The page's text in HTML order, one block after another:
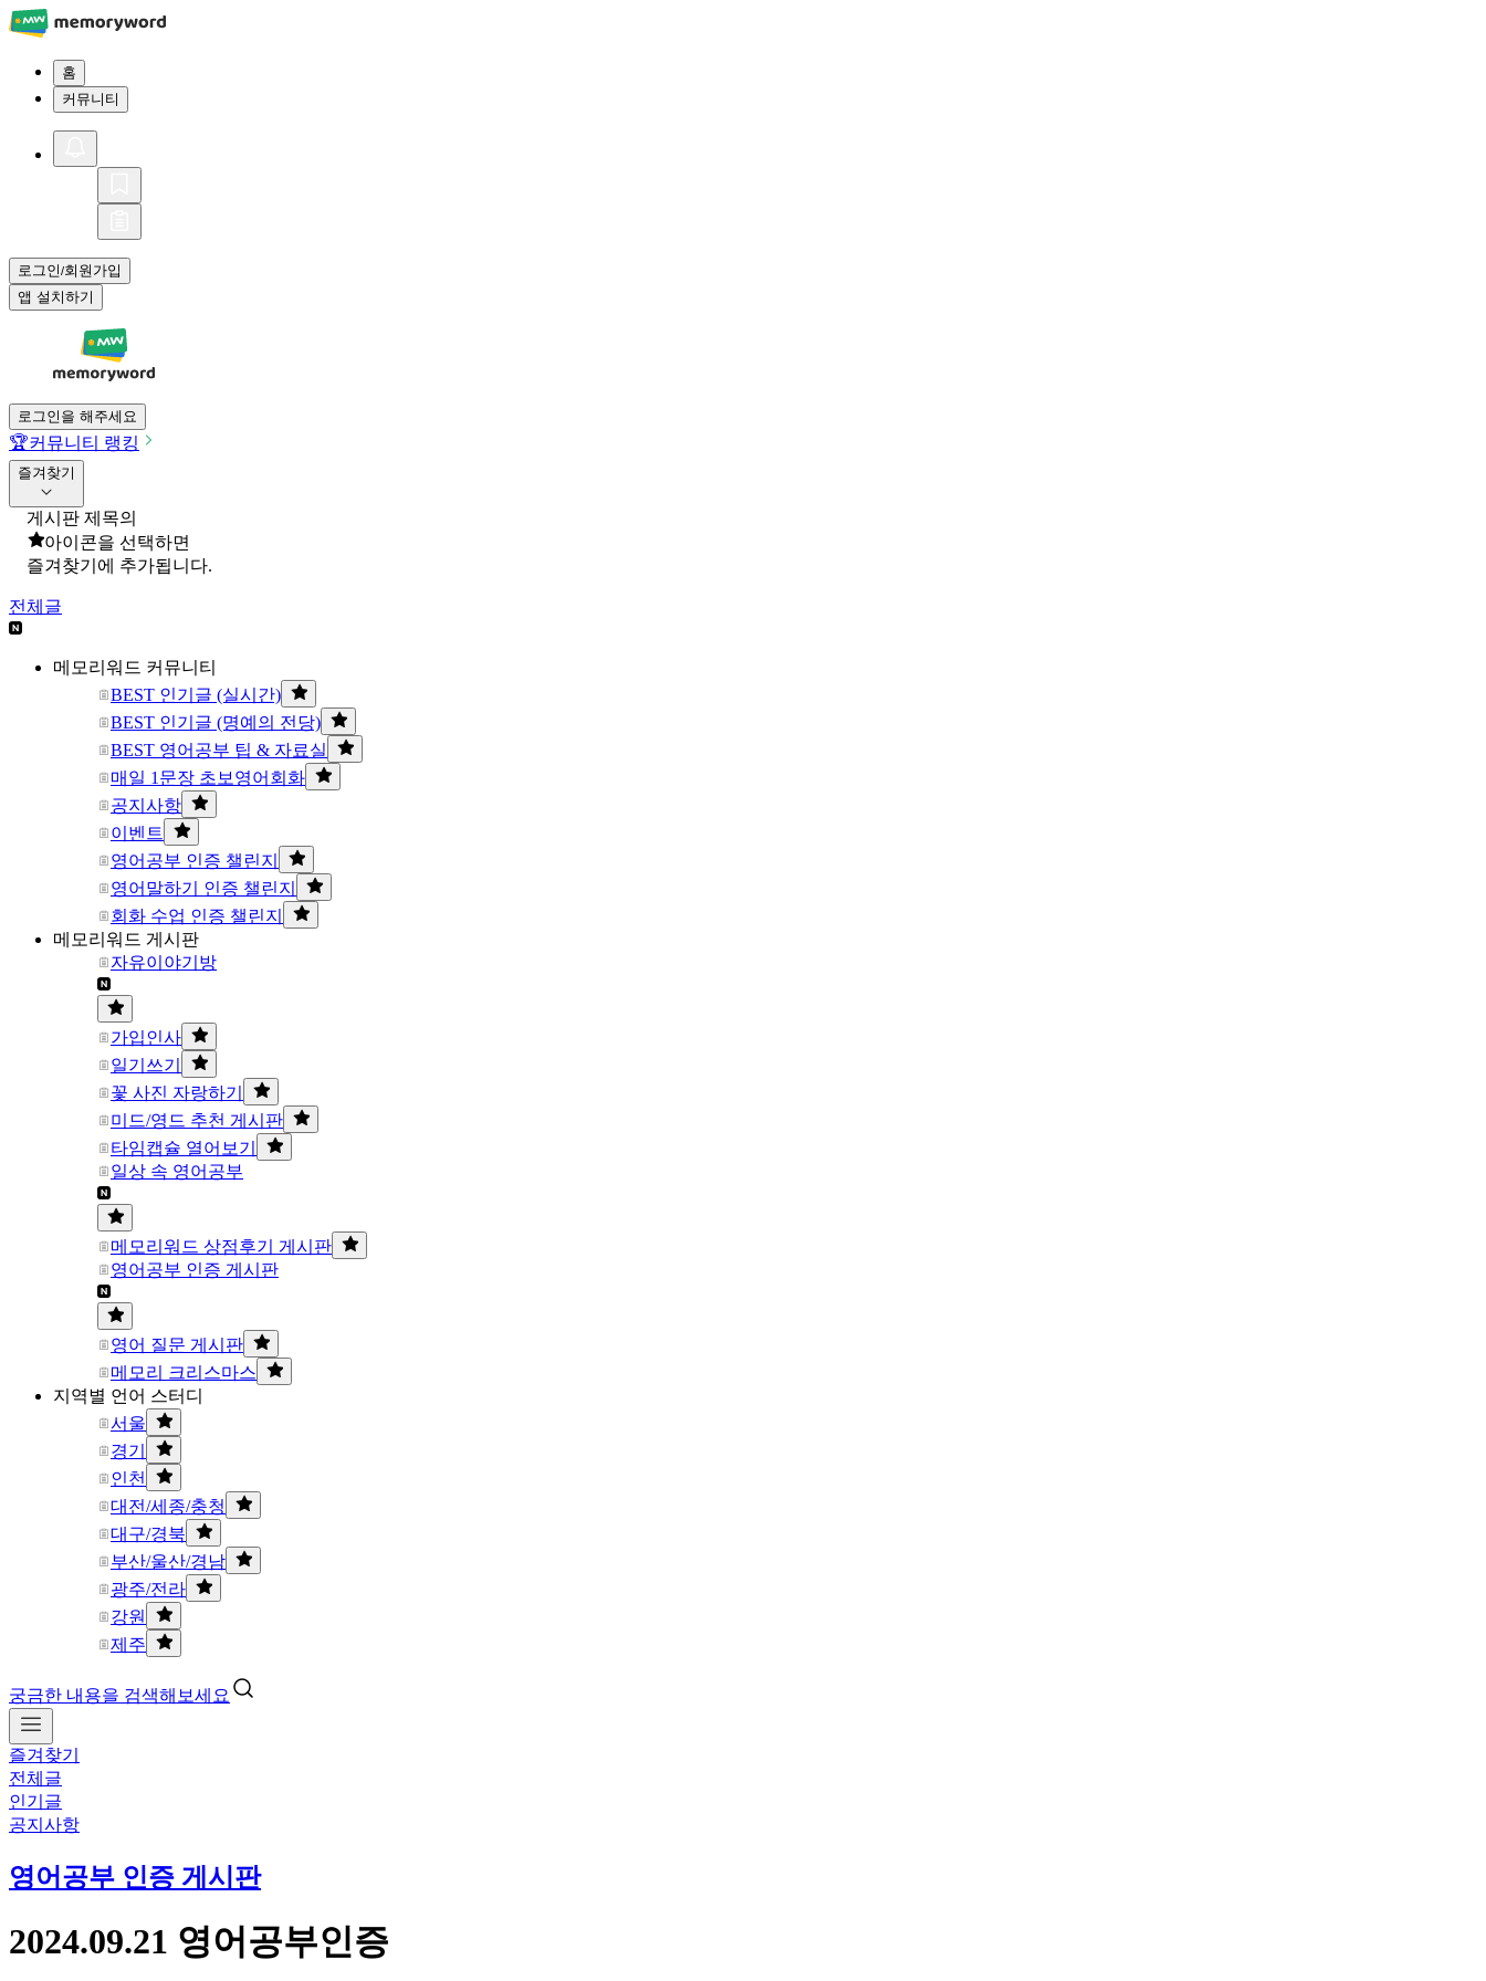
홈
커뮤니티
로그인/회원가입
앱 설치하기
로그인을 해주세요
🏆커뮤니티 랭킹
즐겨찾기
게시판 제목의
아이콘을 선택하면
즐겨찾기에 추가됩니다.
전체글
메모리워드 커뮤니티
BEST 인기글 (실시간)
BEST 인기글 (명예의 전당)
BEST 영어공부 팁 & 자료실
매일 1문장 초보영어회화
공지사항
이벤트
영어공부 인증 챌린지
영어말하기 인증 챌린지
회화 수업 인증 챌린지
메모리워드 게시판
자유이야기방
가입인사
일기쓰기
꽃 사진 자랑하기
미드/영드 추천 게시판
타임캡슐 열어보기
일상 속 영어공부
메모리워드 상점후기 게시판
영어공부 인증 게시판
영어 질문 게시판
메모리 크리스마스
지역별 언어 스터디
서울
경기
인천
대전/세종/충청
대구/경북
부산/울산/경남
광주/전라
강원
제주
궁금한 내용을 검색해보세요
즐겨찾기
전체글
인기글
공지사항
영어공부 인증 게시판
2024.09.21 영어공부인증